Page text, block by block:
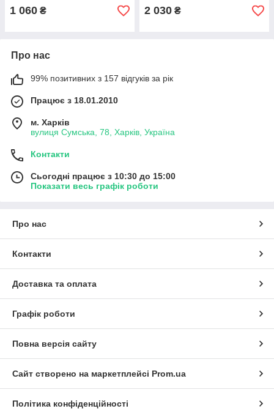
1 060 ₴ 2 030 ₴
Про нас
99% позитивних з 157 відгуків за рік
Працює з 18.01.2010
м. Харків
вулиця Сумська, 78, Харків, Україна
Контакти
Сьогодні працює з 10:30 до 15:00
Показати весь графік роботи
Про нас
Контакти
Доставка та оплата
Графік роботи
Повна версія сайту
Сайт створено на маркетплейсі Prom.ua
Політика конфіденційності